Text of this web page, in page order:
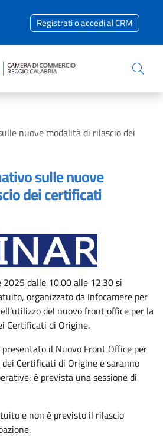
Registrati o accedi al CRM
nuove modalità di rilascio dei
sulle nuove
dei certificati
dalle 10.00 alle 12.30 si
organizzato da Infocamere per
del nuovo front office per la
Certificati di Origine.
il Nuovo Front Office per
Certificati di Origine e saranno
è prevista una sessione di
e non è previsto il rilascio